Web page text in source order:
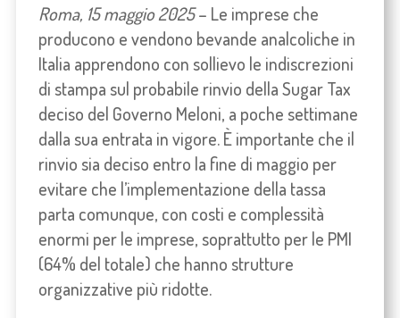
Roma, 15 maggio 2025– Le imprese che
producono e vendono bevande analcoliche in
Italia apprendono con sollievo le indiscrezioni
di stampa sul probabile rinvio della Sugar Tax
deciso del Governo Meloni, a poche settimane
dalla sua entrata in vigore. È importante che il
rinvio sia deciso entro la fine di maggio per
evitare che l’implementazione della tassa
parta comunque, con costi e complessità
enormi per le imprese, soprattutto per le PMI
(64% del totale) che hanno strutture
organizzative più ridotte.